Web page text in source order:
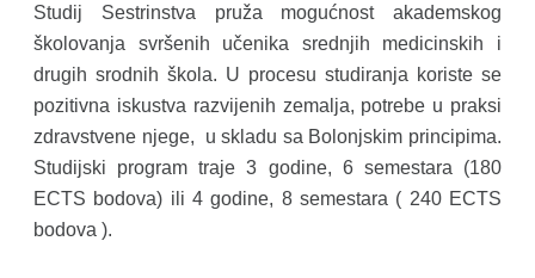
Studij Sestrinstva pruža mogućnost akademskog
školovanja svršenih učenika srednjih medicinskih i
drugih srodnih škola. U procesu studiranja koriste se
pozitivna iskustva razvijenih zemalja, potrebe u praksi
zdravstvene njege, u skladu sa Bolonjskim principima.
Studijski program traje 3 godine, 6 semestara (180
ECTS bodova) ili 4 godine, 8 semestara ( 240 ECTS
bodova ).